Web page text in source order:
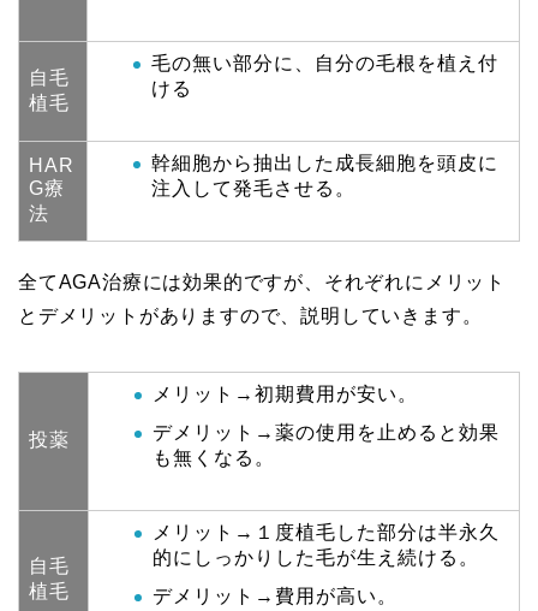
自毛
植毛
毛の無い部分に、自分の毛根を植え付
ける
HAR
G療
法
幹細胞から抽出した成長細胞を頭皮に
注入して発毛させる。
全てAGA治療には効果的ですが、それぞれにメリット
とデメリットがありますので、説明していきます。
投薬
メリット→初期費用が安い。
デメリット→薬の使用を止めると効果
も無くなる。
自毛
植毛
メリット→１度植毛した部分は半永久
的にしっかりした毛が生え続ける。
デメリット→費用が高い。